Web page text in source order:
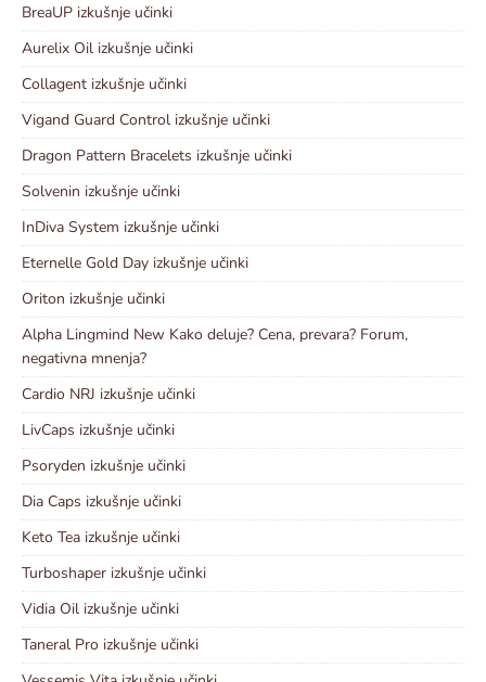
BreaUP izkušnje učinki
Aurelix Oil izkušnje učinki
Collagent izkušnje učinki
Vigand Guard Control izkušnje učinki
Dragon Pattern Bracelets izkušnje učinki
Solvenin izkušnje učinki
InDiva System izkušnje učinki
Eternelle Gold Day izkušnje učinki
Oriton izkušnje učinki
Alpha Lingmind New Kako deluje? Cena, prevara? Forum,
negativna mnenja?
Cardio NRJ izkušnje učinki
LivCaps izkušnje učinki
Psoryden izkušnje učinki
Dia Caps izkušnje učinki
Keto Tea izkušnje učinki
Turboshaper izkušnje učinki
Vidia Oil izkušnje učinki
Taneral Pro izkušnje učinki